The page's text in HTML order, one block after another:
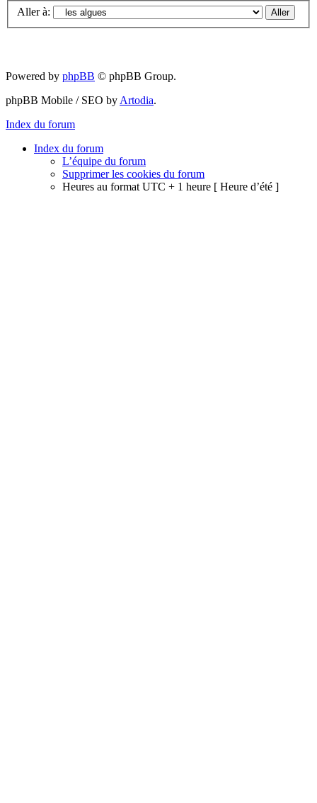
Aller à:
Powered by phpBB © phpBB Group.
phpBB Mobile / SEO byArtodia.
Index du forum
Index du forum
L’équipe du forum
Supprimer les cookies du forum
Heures au format UTC + 1 heure [ Heure d’été ]